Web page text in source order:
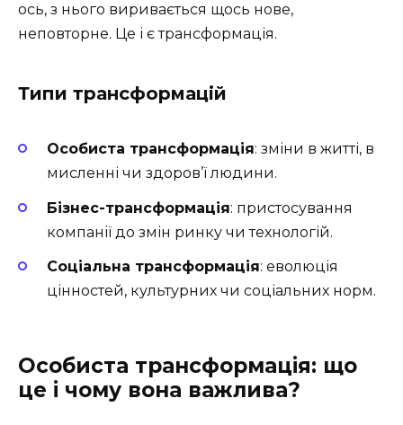
ось, з нього виривається щось нове,
неповторне. Це і є трансформація.
Типи трансформацій
Особиста трансформація: зміни в житті, в
мисленні чи здоров’ї людини.
Бізнес-трансформація: пристосування
компанії до змін ринку чи технологій.
Соціальна трансформація: еволюція
цінностей, культурних чи соціальних норм.
Особиста трансформація: що
це і чому вона важлива?